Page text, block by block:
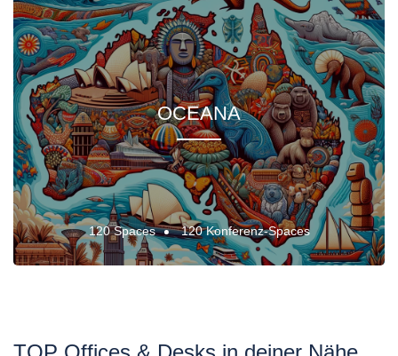
OCEANA
120 Spaces 120 Konferenz-Spaces